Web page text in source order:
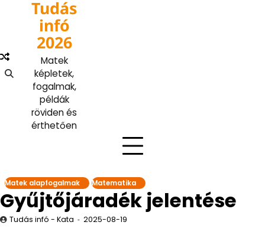
Tudás
infó
2026
Matek
képletek,
fogalmak,
példák
röviden és
érthetően
Matek alapfogalmak Matematika
Gyűjtőjáradék jelentése
Tudás infó - Kata 2025-08-19